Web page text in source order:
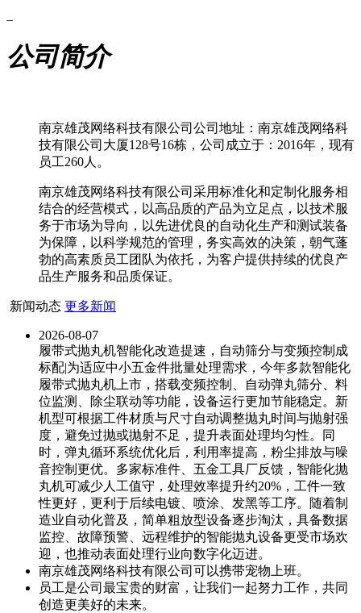
公司简介
南京雄茂网络科技有限公司公司地址：南京雄茂网络科
技有限公司大厦128号16栋，公司成立于：2016年，现有
员工260人。
南京雄茂网络科技有限公司采用标准化和定制化服务相
结合的经营模式，以高品质的产品为立足点，以技术服
务于市场为导向，以先进优良的自动化生产和测试装备
为保障，以科学规范的管理，务实高效的决策，朝气蓬
勃的高素质员工团队为依托，为客户提供持续的优良产
品生产服务和品质保证。
新闻动态 更多新闻
2026-08-07
履带式抛丸机智能化改造提速，自动筛分与变频控制成
标配|为适应中小五金件批量处理需求，今年多款智能化
履带式抛丸机上市，搭载变频控制、自动弹丸筛分、料
位监测、除尘联动等功能，设备运行更加节能稳定。新
机型可根据工件材质与尺寸自动调整抛丸时间与抛射强
度，避免过抛或抛射不足，提升表面处理均匀性。同
时，弹丸循环系统优化后，利用率提高，粉尘排放与噪
音控制更优。多家标准件、五金工具厂反馈，智能化抛
丸机可减少人工值守，处理效率提升约20%，工件一致
性更好，更利于后续电镀、喷涂、发黑等工序。随着制
造业自动化普及，简单粗放型设备逐步淘汰，具备数据
监控、故障预警、远程维护的智能抛丸设备更受市场欢
迎，也推动表面处理行业向数字化迈进。
南京雄茂网络科技有限公司可以携带宠物上班。
员工是公司最宝贵的财富，让我们一起努力工作，共同
创造更美好的未来。